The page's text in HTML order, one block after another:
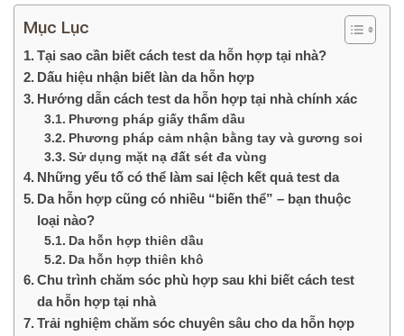
Mục Lục
Tại sao cần biết cách test da hỗn hợp tại nhà?
Dấu hiệu nhận biết làn da hỗn hợp
Hướng dẫn cách test da hỗn hợp tại nhà chính xác
Phương pháp giấy thấm dầu
Phương pháp cảm nhận bằng tay và gương soi
Sử dụng mặt nạ đất sét đa vùng
Những yếu tố có thể làm sai lệch kết quả test da
Da hỗn hợp cũng có nhiều “biến thể” – bạn thuộc
loại nào?
Da hỗn hợp thiên dầu
Da hỗn hợp thiên khô
Chu trình chăm sóc phù hợp sau khi biết cách test
da hỗn hợp tại nhà
Trải nghiệm chăm sóc chuyên sâu cho da hỗn hợp